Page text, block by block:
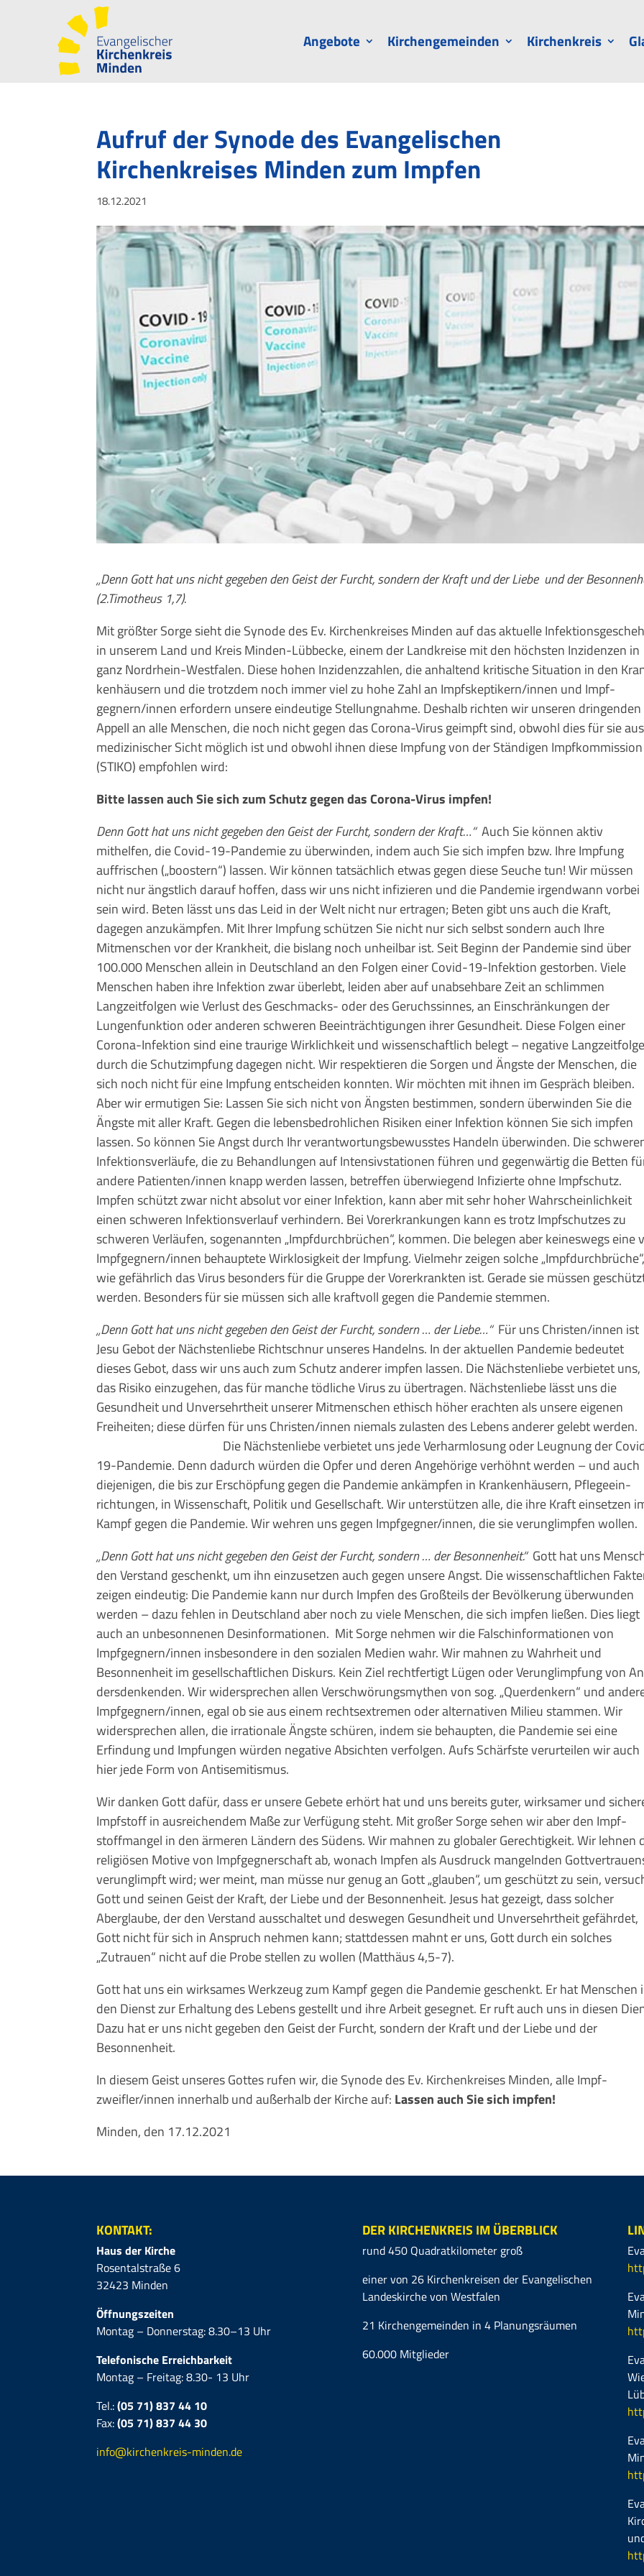
Angebote Kirchengemeinden Kirchenkreis
Aufruf der Synode des Evangelischen
Kirchenkreises Minden zum Impfen
18.12.2021
„Denn Gott hat uns nicht gegeben den Geist der Furcht, sondern der Kraft und der Liebe und der
(2.Timotheus 1,7).
Mit größter Sorge sieht die Synode des Ev. Kirchenkreises Minden auf das aktuelle
in unserem Land und Kreis Minden-Lübbecke, einem der Landkreise mit den höchs­ten Inzidenzen in
ganz Nordrhein-West­falen. Diese hohen Inzidenzzahlen, die anhaltend kri­tische Situation in den
ken­häu­sern und die trotzdem noch immer viel zu hohe Zahl an Impf­­skep­ti­kern/in­nen und Impf­
gegnern/innen er­fordern unsere eindeutige Stellung­nahme. Deshalb richten wir unseren dringenden
Appell an alle Menschen, die noch nicht gegen das Corona-Virus geimpft sind, obwohl dies für sie aus
me­di­zinischer Sicht mög­lich ist und obwohl ihnen diese Impfung von der Stän­di­gen Impfkommission
(STIKO) empfohlen wird:
Bitte lassen auch Sie sich zum Schutz gegen das Corona-Virus impfen!
Denn Gott hat uns nicht gegeben den Geist der Furcht, sondern der Kraft…“ Auch Sie können aktiv
mithelfen, die Covid-19-Pandemie zu überwinden, indem auch Sie sich impfen bzw. Ihre Impfung
auffrischen („boostern“) lassen. Wir können tat­säch­lich etwas gegen diese Seuche tun! Wir müssen
nicht nur ängstlich darauf hoffen, dass wir uns nicht infi­zie­ren und die Pandemie irgendwann vorbei
sein wird. Beten lässt uns das Leid in der Welt nicht nur ertragen; Beten gibt uns auch die Kraft,
dagegen anzukämpfen. Mit Ih­rer Impfung schützen Sie nicht nur sich selbst sondern auch Ihre
Mitmenschen vor der Krank­heit, die bislang noch unheilbar ist. Seit Beginn der Pandemie sind über
100.000 Menschen allein in Deutschland an den Folgen einer Covid-19-Infek­tion gestorben. Viele
Menschen haben ihre Infektion zwar überlebt, leiden aber auf unab­seh­bare Zeit an schlimmen
Langzeitfolgen wie Verlust des Ge­schmacks- oder des Geruchssinnes, an Einschränkungen der
Lungenfun­ktion oder anderen schwer­en Be­einträchtigungen ihrer Gesundheit. Diese Folgen einer
Corona-Infek­tion sind eine traurige Wirk­­­lichkeit und wissenschaftlich belegt – negative
durch die Schutzimpfung da­ge­gen nicht. Wir respektieren die Sorgen und Ängste der Men­­schen, die
sich noch nicht für eine Impfung entscheiden konnten. Wir möchten mit ihnen im Gespräch bleiben.
Aber wir ermutigen Sie: Lassen Sie sich nicht von Ängs­ten bestimmen, sondern überwinden Sie die
Ängste mit aller Kraft. Gegen die le­bens­bedroh­lichen Risiken einer Infektion können Sie sich impfen
lassen. So können Sie Angst durch Ihr verantwor­tungs­bewusstes Handeln überwinden. Die
Infektionsver­läufe, die zu Behandlungen auf Intensivstationen führen und ge­gen­wärtig die Betten
andere Patienten/innen knapp werden lassen, betreffen überwiegend Infizierte ohne Impfschutz.
Impfen schützt zwar nicht absolut vor einer Infektion, kann aber mit sehr hoher Wahrscheinlichkeit
einen schweren Infek­tions­­verlauf verhindern. Bei Vor­er­kran­kungen kann es trotz Impfschutzes zu
schwe­ren Verläufen, soge­nann­ten „Impfdurch­brü­chen“, kommen. Die belegen aber keineswegs eine
Impfgegnern/innen be­haup­tete Wirk­losigkeit der Impfung. Vielmehr zei­gen solche „Impfdurchbrüche“,
wie gefährlich das Virus besonders für die Grup­pe der Vorerkrankten ist. Gerade sie müssen
werden. Besonders für sie müssen sich alle kraftvoll gegen die Pandemie stemmen.
„Denn Gott hat uns nicht gegeben den Geist der Furcht, sondern … der Liebe…“Für uns Christen/innen ist
Jesu Gebot der Nächstenliebe Richt­schnur unseres Handelns. In der aktuellen Pandemie bedeutet
dieses Gebot, dass wir uns auch zum Schutz anderer imp­fen lassen. Die Nächstenliebe verbietet uns,
das Risiko einzugehen, das für manche tödliche Virus zu über­tragen. Nächstenliebe lässt uns die
Gesundheit und Unversehrtheit unserer Mit­menschen ethisch höher erachten als unsere eigenen
Freiheiten; diese dürfen für uns Chris­ten/in­nen niemals zulasten des Lebens anderer gelebt
Die Nächstenliebe verbietet uns jede Verharmlosung oder Leugnung der
19-Pandemie. Denn dadurch würden die Opfer und deren Angehörige verhöhnt werden – und auch
diejeni­gen, die bis zur Erschöpfung gegen die Pandemie an­kämp­­fen in Kranken­häusern, Pflege­ein­
richtungen, in Wissenschaft, Poli­tik und Gesellschaft. Wir unter­stützen alle, die ihre Kraft einsetzen
Kampf ge­gen die Pandemie. Wir wehren uns gegen Impf­gegner/innen, die sie verunglimpfen wollen.
„Denn Gott hat uns nicht gegeben den Geist der Furcht, sondern … der Besonnenheit.“Gott hat uns
den Verstand geschenkt, um ihn einzusetzen auch gegen unsere Angst. Die wissenschaftlichen
zeigen eindeutig: Die Pandemie kann nur durch Impfen des Groß­­­teils der Bevölkerung überwunden
werden – dazu fehlen in Deutschland aber noch zu vie­le Menschen, die sich impfen ließen. Dies liegt
auch an unbesonnenen Desinformationen. Mit Sorge nehmen wir die Falschinformationen von
Impfgegnern/innen insbesondere in den so­zialen Medien wahr. Wir mahnen zu Wahrheit und
Besonnenheit im gesell­schaft­li­chen Dis­kurs. Kein Ziel rechtfertigt Lügen oder Verunglimpfung von
dersdenkenden. Wir wider­sprechen allen Verschwörungsmythen von sog. „Quer­den­kern“ und
Impf­geg­nern/innen, egal ob sie aus einem rechtsextremen oder alter­nativen Milieu stammen. Wir
widersprechen allen, die irrationale Ängste schüren, indem sie behaupten, die Pandemie sei eine
Erfindung und Impfungen würden negative Absichten ver­folgen. Aufs Schärfste verurteilen wir auch
hier jede Form von Antisemitismus.
Wir danken Gott dafür, dass er unsere Gebete erhört hat und uns bereits guter, wirksa­mer und
Impf­stoff in ausreichendem Maße zur Ver­fü­gung steht. Mit großer Sorge sehen wir aber den Impf­
stoffmangel in den är­me­­ren Ländern des Südens. Wir mahnen zu globaler Ge­rech­tigkeit. Wir lehnen
religiösen Motive von Impfgegnerschaft ab, wonach Impfen als Aus­druck man­­gelnden
verunglimpft wird; wer meint, man müsse nur genug an Gott „glauben“, um geschützt zu sein,
Gott und seinen Geist der Kraft, der Liebe und der Besonnenheit. Jesus hat gezeigt, dass sol­cher
Aberglaube, der den Verstand ausschaltet und deswegen Gesundheit und Unversehrtheit gefährdet,
Gott nicht für sich in Anspruch nehmen kann; statt­des­sen mahnt er uns, Gott durch ein solches
„Zutrauen“ nicht auf die Probe stellen zu wollen (Matthäus 4,5-7).
Gott hat uns ein wirksames Werk­zeug zum Kampf gegen die Pan­demie geschenkt. Er hat Men­­­schen
den Dienst zur Erhaltung des Lebens gestellt und ihre Arbeit gesegnet. Er ruft auch uns in diesen
Dazu hat er uns nicht gegeben den Geist der Furcht, sondern der Kraft und der Liebe und der
Besonnenheit.
In diesem Geist unseres Gottes rufen wir, die Synode des Ev. Kirchenkreises Minden, alle Impf­
zweifler/innen innerhalb und außerhalb der Kirche auf: Lassen auch Sie sich
Minden, den 17.12.2021
KONTAKT:
Haus der Kirche
Rosentalstraße 6
32423 Minden
Öffnungszeiten
Montag – Donnerstag: 8.30–13 Uhr
Telefonische Erreichbarkeit
Montag – Freitag: 8.30- 13 Uhr
Tel.:(05 71) 837 44 10
Fax:(05 71)837 44 30
info@kirchenkreis-minden.de
DER KIRCHENKREIS IM ÜBERBLICK
rund 450 Quadratkilometer groß
einer von 26 Kirchenkreisen der Evangelischen
Landeskirche von Westfalen
21 Kirchengemeinden in 4 Planungsräumen
60.000 Mitglieder